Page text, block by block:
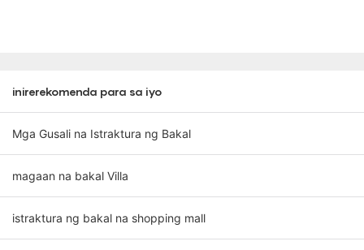
inirerekomenda para sa iyo
Mga Gusali na Istraktura ng Bakal
magaan na bakal Villa
istraktura ng bakal na shopping mall